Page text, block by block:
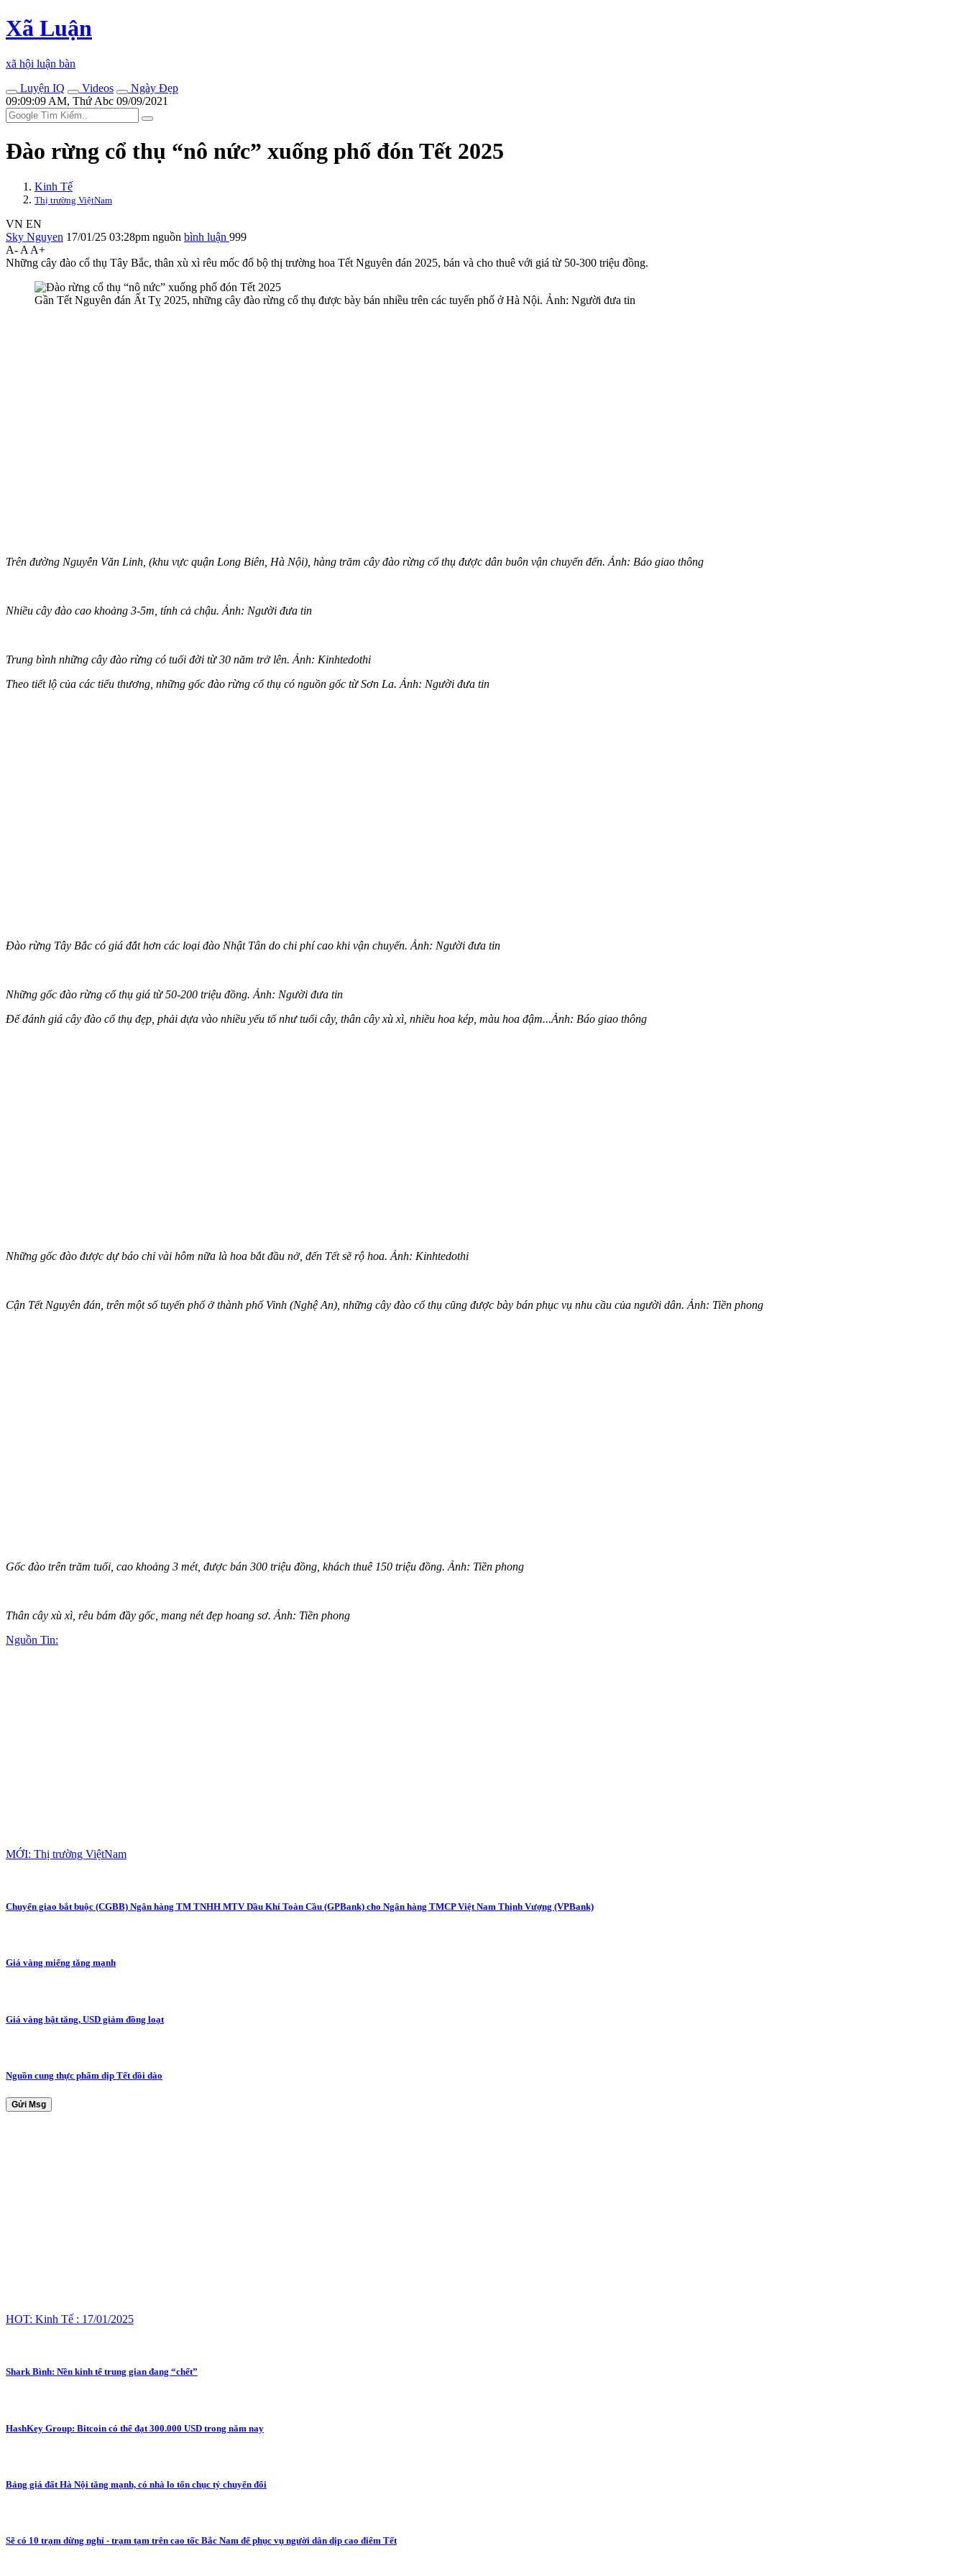
Xã Luận
xã hội luận bàn
Luyện IQ
Videos
Ngày Đẹp
09:09:09 AM, Thứ Abc 09/09/2021
Đào rừng cổ thụ “nô nức” xuống phố đón Tết 2025
Kinh Tế
Thị trường ViệtNam
VN EN
Sky Nguyen 17/01/25 03:28pm nguồn bình luận 999
A- A A+
Những cây đào cổ thụ Tây Bắc, thân xù xì rêu mốc đổ bộ thị trường hoa Tết Nguyên đán 2025, bán và cho thuê với giá từ 50-300 triệu đồng.
Gần Tết Nguyên đán Ất Tỵ 2025, những cây đào rừng cổ thụ được bày bán nhiều trên các tuyến phố ở Hà Nội. Ảnh: Người đưa tin
Trên đường Nguyễn Văn Linh, (khu vực quận Long Biên, Hà Nội), hàng trăm cây đào rừng cổ thụ được dân buôn vận chuyển đến. Ảnh: Báo giao thông
Nhiều cây đào cao khoảng 3-5m, tính cả chậu. Ảnh: Người đưa tin
Trung bình những cây đào rừng có tuổi đời từ 30 năm trở lên. Ảnh: Kinhtedothi
Theo tiết lộ của các tiểu thương, những gốc đào rừng cổ thụ có nguồn gốc từ Sơn La. Ảnh: Người đưa tin
Đào rừng Tây Bắc có giá đắt hơn các loại đào Nhật Tân do chi phí cao khi vận chuyển. Ảnh: Người đưa tin
Những gốc đào rừng cổ thụ giá từ 50-200 triệu đồng. Ảnh: Người đưa tin
Để đánh giá cây đào cổ thụ đẹp, phải dựa vào nhiều yếu tố như tuổi cây, thân cây xù xì, nhiều hoa kép, màu hoa đậm...Ảnh: Báo giao thông
Những gốc đào được dự báo chỉ vài hôm nữa là hoa bắt đầu nở, đến Tết sẽ rộ hoa. Ảnh: Kinhtedothi
Cận Tết Nguyên đán, trên một số tuyến phố ở thành phố Vinh (Nghệ An), những cây đào cổ thụ cũng được bày bán phục vụ nhu cầu của người dân. Ảnh: Tiền phong
Gốc đào trên trăm tuổi, cao khoảng 3 mét, được bán 300 triệu đồng, khách thuê 150 triệu đồng. Ảnh: Tiền phong
Thân cây xù xì, rêu bám đầy gốc, mang nét đẹp hoang sơ. Ảnh: Tiền phong
Nguồn Tin:
MỚI: Thị trường ViệtNam
Chuyển giao bắt buộc (CGBB) Ngân hàng TM TNHH MTV Dầu Khí Toàn Cầu (GPBank) cho Ngân hàng TMCP Việt Nam Thịnh Vượng (VPBank)
Giá vàng miếng tăng mạnh
Giá vàng bật tăng, USD giảm đồng loạt
Nguồn cung thực phẩm dịp Tết dồi dào
Gửi Msg
HOT: Kinh Tế : 17/01/2025
Shark Bình: Nền kinh tế trung gian đang “chết”
HashKey Group: Bitcoin có thể đạt 300.000 USD trong năm nay
Bảng giá đất Hà Nội tăng mạnh, có nhà lo tốn chục tỷ chuyển đổi
Sẽ có 10 trạm dừng nghỉ - trạm tạm trên cao tốc Bắc Nam để phục vụ người dân dịp cao điểm Tết